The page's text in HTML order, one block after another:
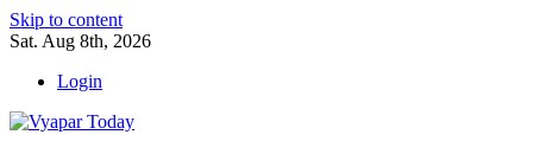
Skip to content
Sat. Aug 8th, 2026
Login